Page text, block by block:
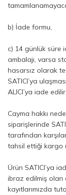
b) İade formu,
c) 14 günlük süre
ambalajı, varsa
hasarsız olarak
SATICI’ya
ALICI’ya iade edilir.
Cayma hakkı
siparişlerinde
tarafından
tahsil ettiği kargo
Ürün SATICI’ya
ibraz edilmiş olan
kayıtlarımızda